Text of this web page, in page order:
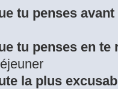
tu penses
tu penses en te
la plus